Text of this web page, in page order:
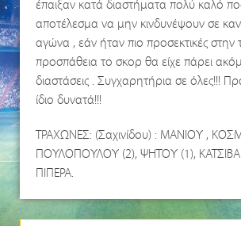
έπαιξαν κατά διαστήματα πολύ καλό
αποτέλεσμα να μην κινδυνέψουν σε
αγώνα , εάν ήταν πιο προσεκτικές στην
προσπάθεια το σκορ θα είχε πάρει
διαστάσεις . Συγχαρητήρια σε όλες!!!
ίδιο δυνατά!!!
ΤΡΑΧΩΝΕΣ: (Σαχινίδου) : ΜΑΝΙΟΥ ,
ΠΟΥΛΟΠΟΥΛΟΥ (2), ΨΗΤΟΥ (1),
ΠΙΠΕΡΑ.